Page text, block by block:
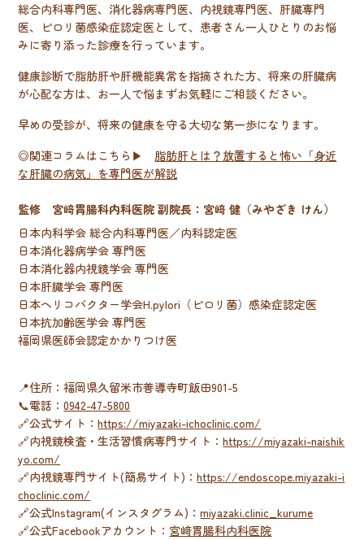
総合内科専門医、消化器病専門医、内視鏡専門医、肝臓専門
医、ピロリ菌感染症認定医として、患者さん一人ひとりのお悩
みに寄り添った診療を行っています。
健康診断で脂肪肝や肝機能異常を指摘された方、将来の肝臓病
が心配な方は、お一人で悩まずお気軽にご相談ください。
早めの受診が、将来の健康を守る大切な第一歩になります。
◎関連コラムはこちら▶ 脂肪肝とは？放置すると怖い「身近
な肝臓の病気」を専門医が解説
監修 宮﨑胃腸科内科医院 副院長：宮﨑 健（みやざき けん）
日本内科学会 総合内科専門医／内科認定医
日本消化器病学会 専門医
日本消化器内視鏡学会 専門医
日本肝臓学会 専門医
日本ヘリコバクター学会H.pylori（ピロリ菌）感染症認定医
日本抗加齢医学会 専門医
福岡県医師会認定かかりつけ医
📍住所：福岡県久留米市善導寺町飯田901-5
📞電話：0942-47-5800
🔗公式サイト：https://miyazaki-ichoclinic.com/
🔗内視鏡検査・生活習慣病専門サイト：https://miyazaki-naishik
yo.com/
🔗内視鏡専門サイト(簡易サイト)：https://endoscope.miyazaki-i
choclinic.com/
🔗公式Instagram(インスタグラム)：miyazaki.clinic_kurume
🔗公式Facebookアカウント： 宮﨑胃腸科内科医院